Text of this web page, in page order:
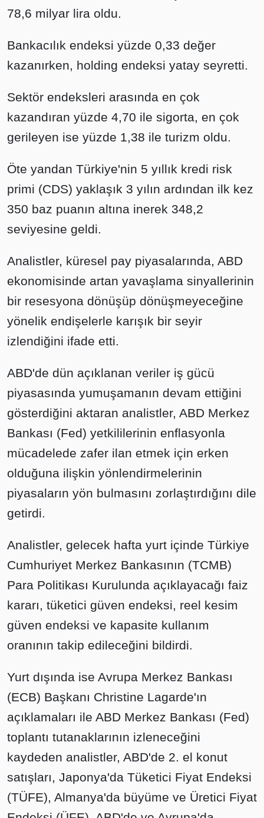
78,6 milyar lira oldu.
Bankacılık endeksi yüzde 0,33 değer
kazanırken, holding endeksi yatay seyretti.
Sektör endeksleri arasında en çok
kazandıran yüzde 4,70 ile sigorta, en çok
gerileyen ise yüzde 1,38 ile turizm oldu.
Öte yandan Türkiye'nin 5 yıllık kredi risk
primi (CDS) yaklaşık 3 yılın ardından ilk kez
350 baz puanın altına inerek 348,2
seviyesine geldi.
Analistler, küresel pay piyasalarında, ABD
ekonomisinde artan yavaşlama sinyallerinin
bir resesyona dönüşüp dönüşmeyeceğine
yönelik endişelerle karışık bir seyir
izlendiğini ifade etti.
ABD'de dün açıklanan veriler iş gücü
piyasasında yumuşamanın devam ettiğini
gösterdiğini aktaran analistler, ABD Merkez
Bankası (Fed) yetkililerinin enflasyonla
mücadelede zafer ilan etmek için erken
olduğuna ilişkin yönlendirmelerinin
piyasaların yön bulmasını zorlaştırdığını dile
getirdi.
Analistler, gelecek hafta yurt içinde Türkiye
Cumhuriyet Merkez Bankasının (TCMB)
Para Politikası Kurulunda açıklayacağı faiz
kararı, tüketici güven endeksi, reel kesim
güven endeksi ve kapasite kullanım
oranının takip edileceğini bildirdi.
Yurt dışında ise Avrupa Merkez Bankası
(ECB) Başkanı Christine Lagarde'ın
açıklamaları ile ABD Merkez Bankası (Fed)
toplantı tutanaklarının izleneceğini
kaydeden analistler, ABD'de 2. el konut
satışları, Japonya'da Tüketici Fiyat Endeksi
(TÜFE), Almanya'da büyüme ve Üretici Fiyat